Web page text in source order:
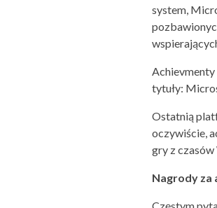
system,
Achievmenty
tytuły:
Ostatnią
oczywiście,
gry z czasów
Nagrody za
Częstym